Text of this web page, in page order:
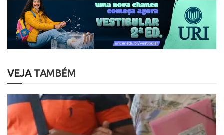
VEJATAMBÉM